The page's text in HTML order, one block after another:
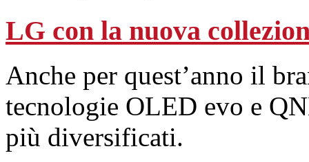
LG con la nuova
Anche per quest’anno il
tecnologie OLED evo e
più diversificati.